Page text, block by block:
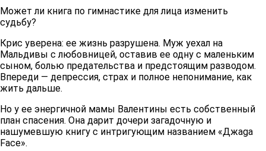
Может ли книга по гимнастике для лица изменить
судьбу?
Крис уверена: ее жизнь разрушена. Муж уехал на
Мальдивы с любовницей, оставив ее одну с маленьким
сыном, болью предательства и предстоящим разводом.
Впереди — депрессия, страх и полное непонимание, как
жить дальше.
Но у ее энергичной мамы Валентины есть собственный
план спасения. Она дарит дочери загадочную и
нашумевшую книгу с интригующим названием «Джаga
Face».